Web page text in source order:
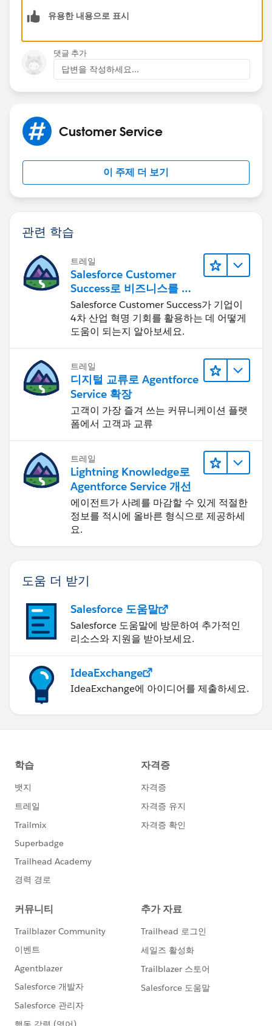
유용한 내용으로 표시
댓글 추가
답변을 작성하세요...
Customer Service
이 주제 더 보기
관련 학습
트레일
Salesforce Customer
Success로 비즈니스를 혁
신하기
Salesforce Customer Success가 기업이
4차 산업 혁명 기회를 활용하는 데 어떻게
도움이 되는지 알아보세요.
트레일
디지털 교류로 Agentforce
Service 확장
고객이 가장 즐겨 쓰는 커뮤니케이션 플랫
폼에서 고객과 교류
트레일
Lightning Knowledge로
Agentforce Service 개선
에이전트가 사례를 마감할 수 있게 적절한
정보를 적시에 올바른 형식으로 제공하세
요.
도움 더 받기
Salesforce 도움말
Salesforce 도움말에 방문하여 추가적인
리소스와 지원을 받아보세요.
IdeaExchange
IdeaExchange에 아이디어를 제출하세요.